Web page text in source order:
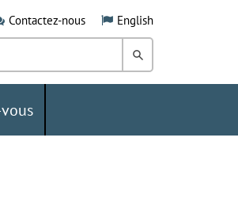
Contactez-nous English
Rechercher
dans
Grand